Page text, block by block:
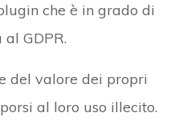
che è in grado di
GDPR.
del valore dei propri
al loro uso illecito.